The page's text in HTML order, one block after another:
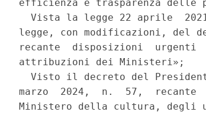
efficienza e trasparenza delle
Vista la legge 22 aprile
legge, con modificazioni, del
recante  disposizioni
attribuzioni dei Ministeri»;
Visto il decreto del
marzo  2024,  n.  57,  recante
Ministero della cultura,